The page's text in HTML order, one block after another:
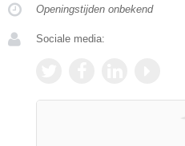
Openingstijden onbekend
Sociale media: